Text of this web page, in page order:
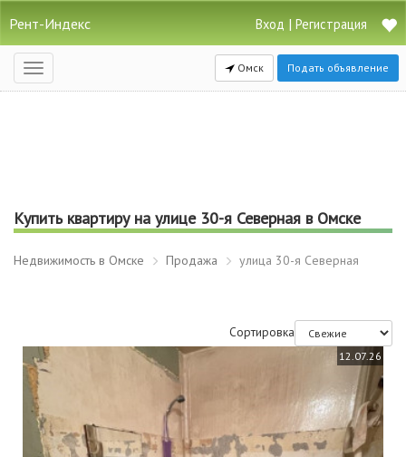
Рент-Индекс Вход | Регистрация
Открыть
навигацию
Омск Подать объявление
Купить квартиру на улице 30-я Северная в Омске
Недвижимость в Омске Продажа улица 30-я Северная
Сортировка
12.07.26